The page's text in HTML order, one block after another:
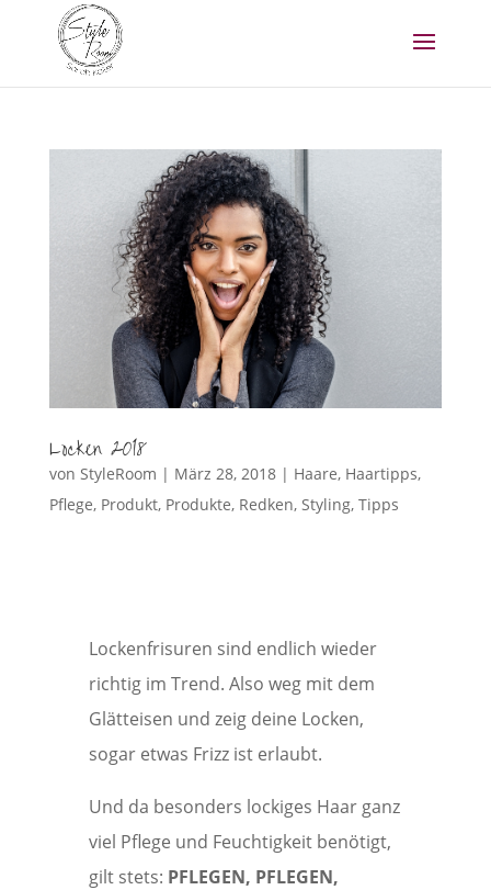
Locken 2018
von StyleRoom | März 28, 2018| Haare, Haartipps,
Pflege, Produkt, Produkte, Redken, Styling, Tipps
Lockenfrisuren sind endlich wieder
richtig im Trend. Also weg mit dem
Glätteisen und zeig deine Locken,
sogar etwas Frizz ist erlaubt.
Und da besonders lockiges Haar ganz
viel Pflege und Feuchtigkeit benötigt,
gilt stets: PFLEGEN, PFLEGEN,